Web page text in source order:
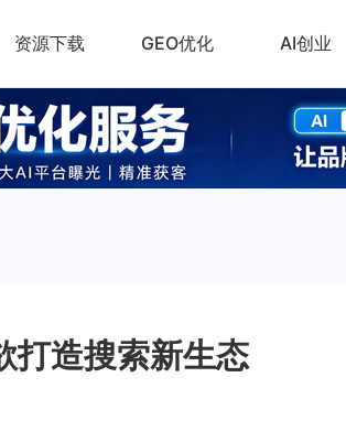
资源下载 GEO优化 AI创业
打造搜索新生态